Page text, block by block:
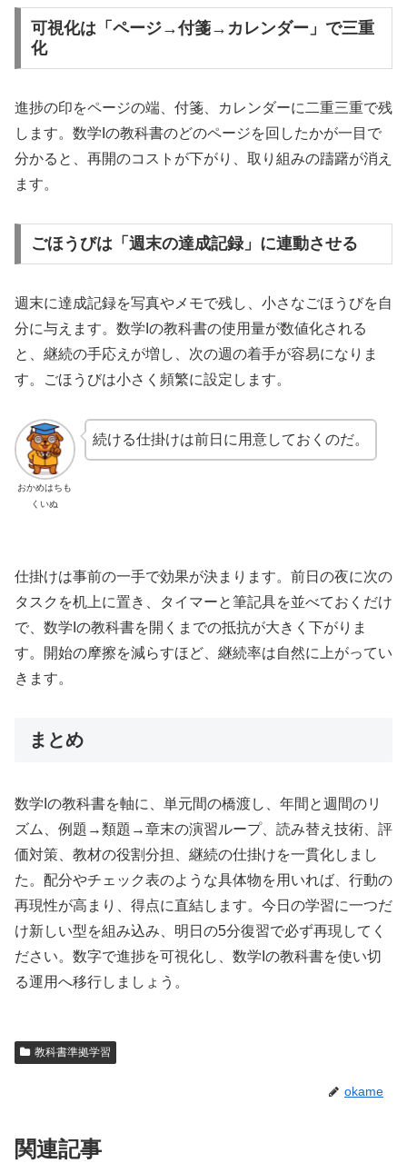
可視化は「ページ→付箋→カレンダー」で三重
化
進捗の印をページの端、付箋、カレンダーに二重三重で残
します。数学Iの教科書のどのページを回したかが一目で
分かると、再開のコストが下がり、取り組みの躊躇が消え
ます。
ごほうびは「週末の達成記録」に連動させる
週末に達成記録を写真やメモで残し、小さなごほうびを自
分に与えます。数学Iの教科書の使用量が数値化される
と、継続の手応えが増し、次の週の着手が容易になりま
す。ごほうびは小さく頻繁に設定します。
おかめはちも
くいぬ
続ける仕掛けは前日に用意しておくのだ。
仕掛けは事前の一手で効果が決まります。前日の夜に次の
タスクを机上に置き、タイマーと筆記具を並べておくだけ
で、数学Iの教科書を開くまでの抵抗が大きく下がりま
す。開始の摩擦を減らすほど、継続率は自然に上がってい
きます。
まとめ
数学Iの教科書を軸に、単元間の橋渡し、年間と週間のリ
ズム、例題→類題→章末の演習ループ、読み替え技術、評
価対策、教材の役割分担、継続の仕掛けを一貫化しまし
た。配分やチェック表のような具体物を用いれば、行動の
再現性が高まり、得点に直結します。今日の学習に一つだ
け新しい型を組み込み、明日の5分復習で必ず再現してく
ださい。数字で進捗を可視化し、数学Iの教科書を使い切
る運用へ移行しましょう。
教科書準拠学習
okame
関連記事